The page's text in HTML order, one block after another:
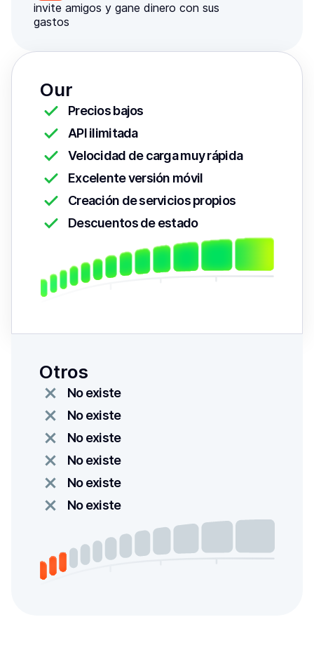
invite amigos y gane dinero con sus
gastos
Our
Precios bajos
API ilimitada
Velocidad de carga muy rápida
Excelente versión móvil
Creación de servicios propios
Descuentos de estado
Otros
No existe
No existe
No existe
No existe
No existe
No existe